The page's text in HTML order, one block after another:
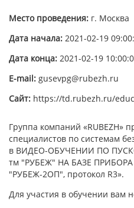
Место проведения: г. Москва
Дата начала: 2021-02-19
Дата конца: 2021-02-19
E-mail: gusevpg@rubezh.ru
Сайт: https://td.rubezh.ru/
Группа компаний «RUBEZH»
специалистов по системам
в ВИДЕО-ОБУЧЕНИИ ПО
тм "РУБЕЖ" НА БАЗЕ
"РУБЕЖ-2ОП", протокол R3».
Для участия в обучении вам